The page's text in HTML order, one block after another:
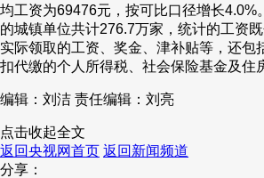
均工资为69476元，按可比口径增长4.0%
的城镇单位共计276.7万家，统计的工资
实际领取的工资、奖金、津补贴等，还包
扣代缴的个人所得税、社会保险基金及住
编辑：刘洁 责任编辑：刘亮
点击收起全文
返回央视网首页 返回新闻频道
分享：